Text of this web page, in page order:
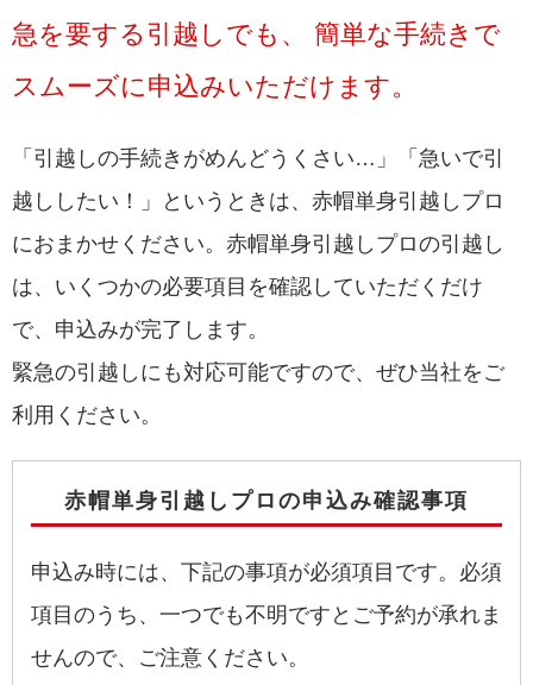
急を要する引越しでも、 簡単な手続きで
スムーズに申込みいただけます。
「引越しの手続きがめんどうくさい…」「急いで引
越ししたい！」というときは、赤帽単身引越しプロ
におまかせください。赤帽単身引越しプロの引越し
は、いくつかの必要項目を確認していただくだけ
で、申込みが完了します。
緊急の引越しにも対応可能ですので、ぜひ当社をご
利用ください。
赤帽単身引越しプロの申込み確認事項
申込み時には、下記の事項が必須項目です。必須
項目のうち、一つでも不明ですとご予約が承れま
せんので、ご注意ください。